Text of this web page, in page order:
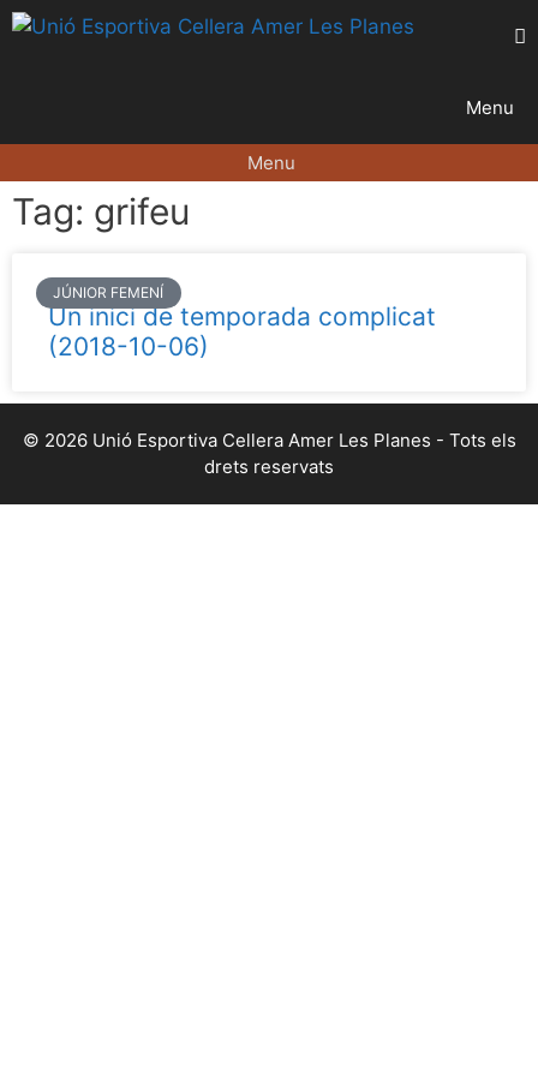
Menu
Menu
Tag: grifeu
JÚNIOR FEMENÍ
Un inici de temporada complicat
(2018-10-06)
© 2026 Unió Esportiva Cellera Amer Les Planes - Tots els
drets reservats